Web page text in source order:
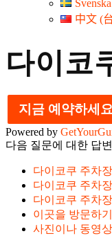
Svenska
中文 (
다이코
지금 예약하세
Powered by
다음 질문에 대한 답
다이코쿠 주차
다이코쿠 주차
다이코쿠 주차
이곳을 방문하
사진이나 동영